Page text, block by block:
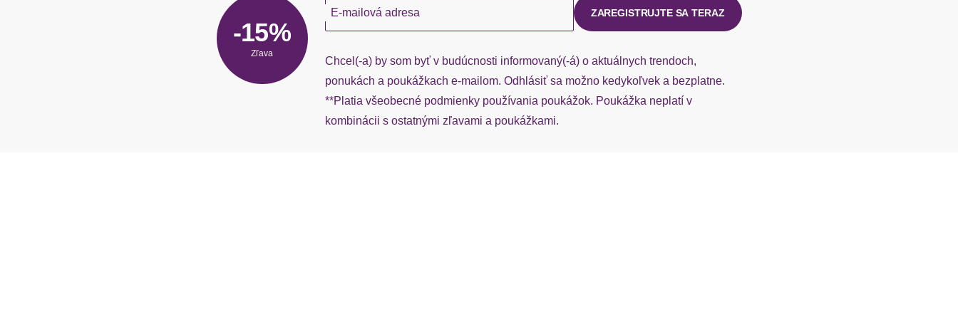
-15%
Zľava
E-mailová adresa ZAREGISTRUJTE SA TERAZ
Chcel(-a) by som byť v budúcnosti informovaný(-á) o aktuálnych trendoch,
ponukách a poukážkach e-mailom. Odhlásiť sa možno kedykoľvek a bezplatne.
**Platia všeobecné podmienky používania poukážok. Poukážka neplatí v
kombinácii s ostatnými zľavami a poukážkami.